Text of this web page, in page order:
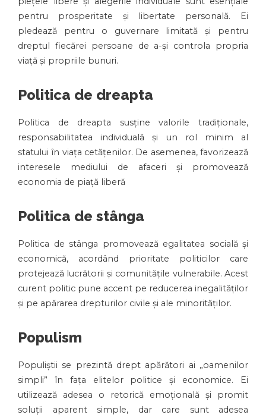
pentru prosperitate și libertate personală. Ei
pledează pentru o guvernare limitată și pentru
dreptul fiecărei persoane de a-și controla propria
viață și propriile bunuri.
Politica de dreapta
Politica de dreapta susține valorile tradiționale,
responsabilitatea individuală și un rol minim al
statului în viața cetățenilor. De asemenea, favorizează
interesele mediului de afaceri și promovează
economia de piață liberă
Politica de stânga
Politica de stânga promovează egalitatea socială și
economică, acordând prioritate politicilor care
protejează lucrătorii și comunitățile vulnerabile. Acest
curent politic pune accent pe reducerea inegalităților
și pe apărarea drepturilor civile și ale minorităților.
Populism
Populiștii se prezintă drept apărători ai „oamenilor
simpli” în fața elitelor politice și economice. Ei
utilizează adesea o retorică emoțională și promit
soluții aparent simple, dar care sunt adesea